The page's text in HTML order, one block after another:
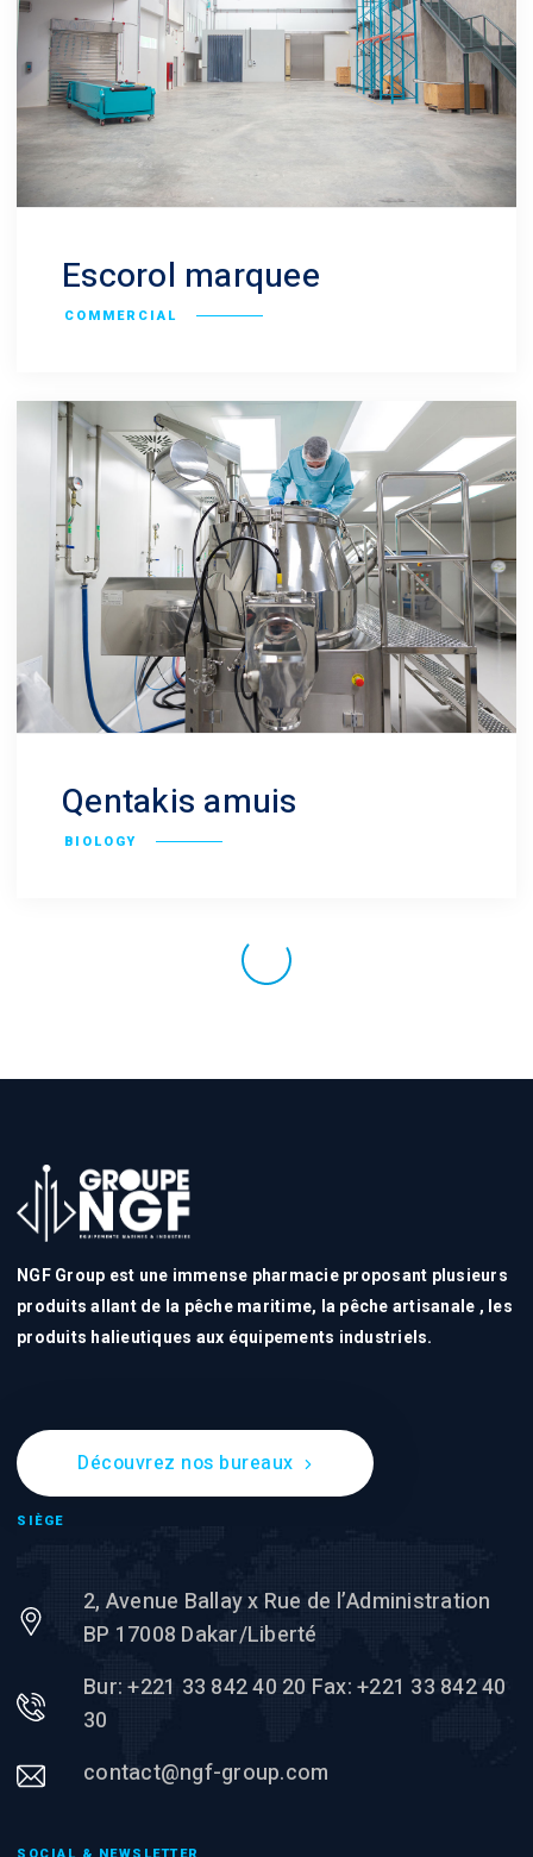
Escorol marquee
COMMERCIAL
Qentakis amuis
BIOLOGY
NGF Group est une immense pharmacie proposant plusieurs
produits allant de la pêche maritime, la pêche artisanale , les
produits halieutiques aux équipements industriels.
Découvrez nos bureaux
SIÈGE
2, Avenue Ballay x Rue de l’Administration
BP 17008 Dakar/Liberté
Bur: +221 33 842 40 20 Fax: +221 33 842 40
30
contact@ngf-group.com